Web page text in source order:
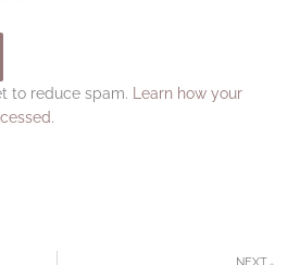
to reduce spam.
Learn how your